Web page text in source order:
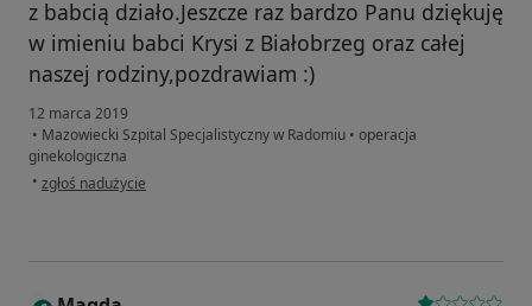
z babcią działo.Jeszcze raz bardzo Panu dziękuję
w imieniu babci Krysi z Białobrzeg oraz całej
naszej rodziny,pozdrawiam :)
12 marca 2019
• Mazowiecki Szpital Specjalistyczny w Radomiu • operacja
ginekologiczna
• w opinii użytkownika Konto zostało usunięte
zgłoś nadużycie